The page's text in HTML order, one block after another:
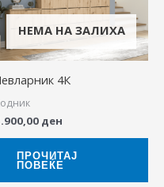
НЕМА НА ЗАЛИХА
4К
ден
ПРОЧИТАЈ
ПОВЕЌЕ